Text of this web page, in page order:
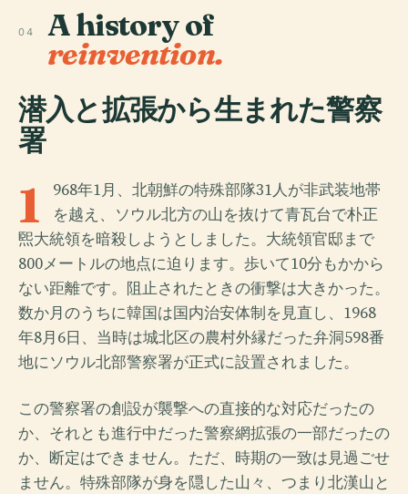
04 A history of
reinvention.
潜入と拡張から生まれた警察
署
1
968年1月、北朝鮮の特殊部隊31人が非武装地帯
を越え、ソウル北方の山を抜けて青瓦台で朴正
煕大統領を暗殺しようとしました。大統領官邸まで
800メートルの地点に迫ります。歩いて10分もかから
ない距離です。阻止されたときの衝撃は大きかった。
数か月のうちに韓国は国内治安体制を見直し、1968
年8月6日、当時は城北区の農村外縁だった弁洞598番
地にソウル北部警察署が正式に設置されました。
この警察署の創設が襲撃への直接的な対応だったの
か、それとも進行中だった警察網拡張の一部だったの
か、断定はできません。ただ、時期の一致は見過ごせ
ません。特殊部隊が身を隠した山々、つまり北漢山と